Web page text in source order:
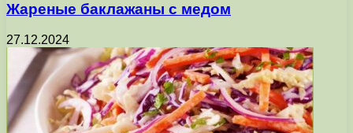
Жареные баклажаны с медом
27.12.2024